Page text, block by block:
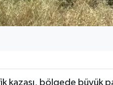
kazası, bölgede büyük